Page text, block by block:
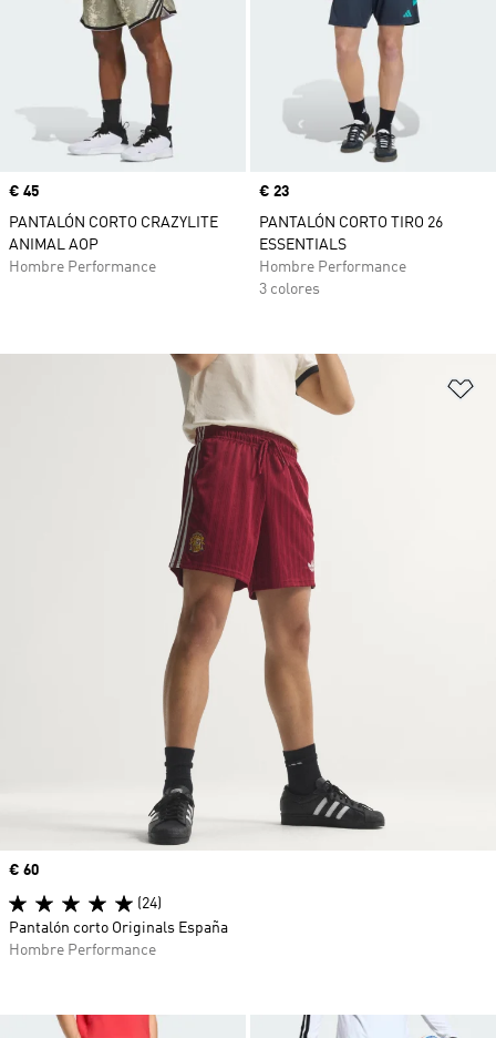
Precio
€ 45
PANTALÓN CORTO CRAZYLITE
ANIMAL AOP
Hombre Performance
Precio
€ 23
PANTALÓN CORTO TIRO 26
ESSENTIALS
Hombre Performance
3 colores
Precio
€ 60
(24)
Pantalón corto Originals España
Hombre Performance